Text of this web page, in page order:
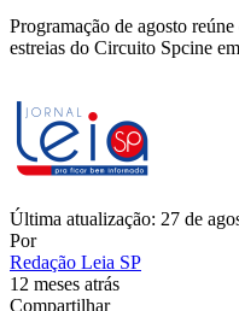
Programação de agosto
estreias do Circuito Spcine
Última atualização: 27 de
Por
Redação Leia SP
12 meses atrás
Compartilhar